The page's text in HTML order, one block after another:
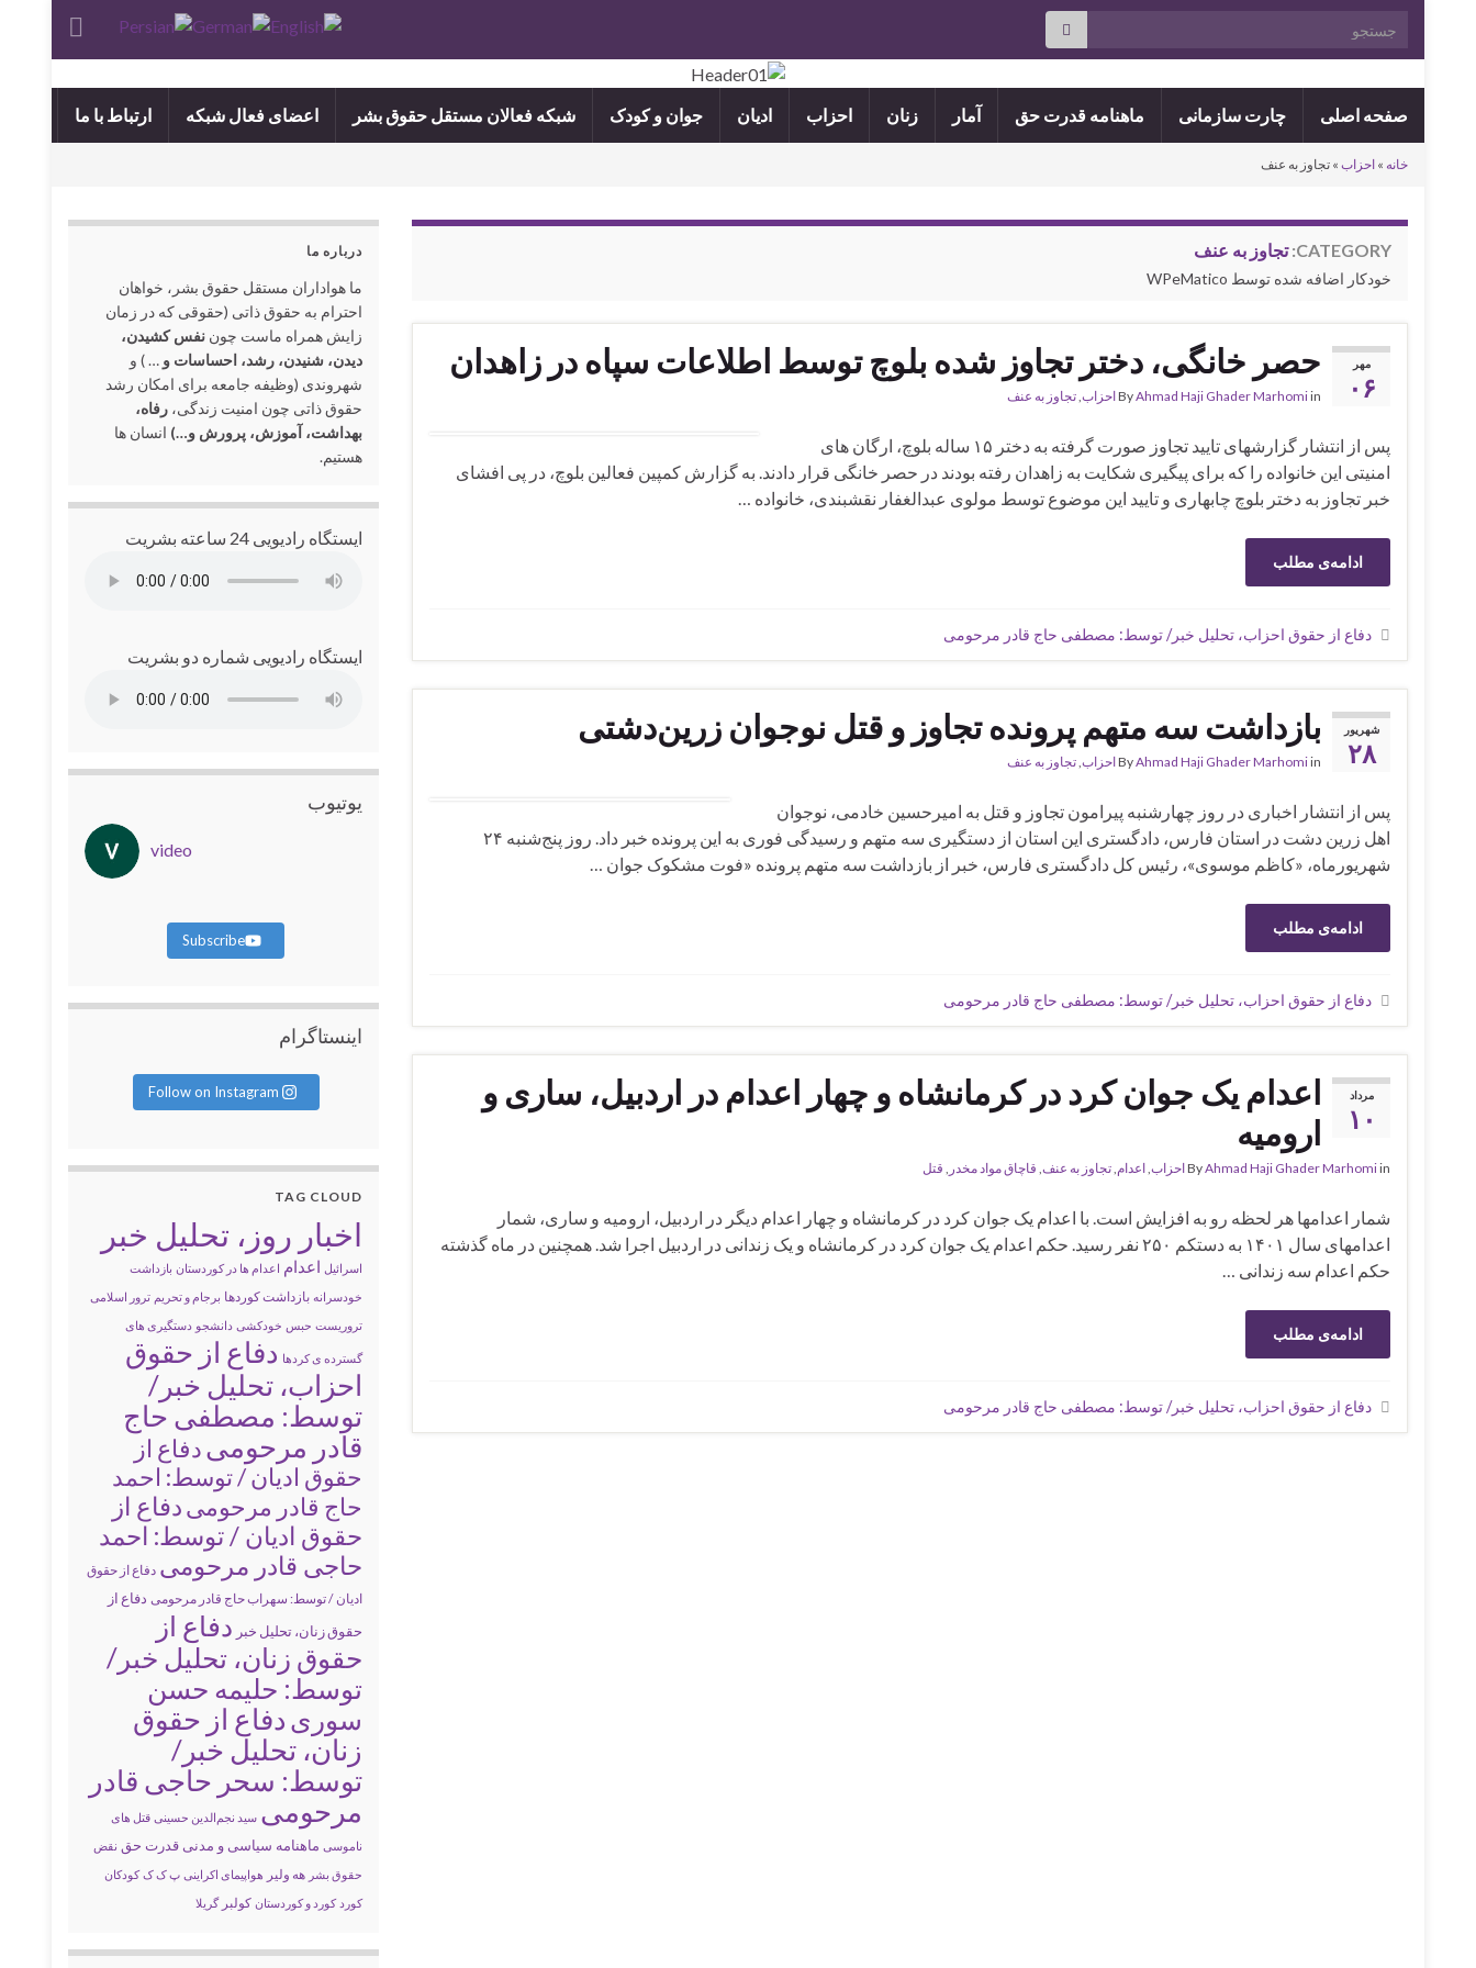
صفحه اصلی چارت سازمانی ماهنامه قدرت حق آمار زنان احزاب ادیان جوان و کودک شبکه فعالان مستقل حقوق بشر اعضای فعال شبکه ارتباط با ما
خانه » احزاب » تجاوز به عنف
CATEGORY: تجاوز به عنف
خودکار اضافه شده توسط WPeMatico
مهر
۰۶
حصر خانگی، دختر تجاوز شده بلوچ توسط اطلاعات سپاه در زاهدان
ByAhmad Haji Ghader Marhomiin احزاب تجاوز به عنف
پس از انتشار گزارشهای تایید تجاوز صورت گرفته به دختر ۱۵ ساله بلوچ، ارگان های
امنیتی این خانواده را که برای پیگیری شکایت به زاهدان رفته بودند در حصر خانگی قرار دادند. به گزارش کمپین فعالین بلوچ، در پی افشای
خبر تجاوز به دختر بلوچ چابهاری و تایید این موضوع توسط مولوی عبدالغفار نقشبندی، خانواده …
ادامه‌ی مطلب
دفاع از حقوق احزاب، تحلیل خبر/ توسط: مصطفی حاج قادر مرحومی
شهریور
۲۸
بازداشت سه متهم پرونده تجاوز و قتل نوجوان زرین‌دشتی
ByAhmad Haji Ghader Marhomiin احزاب تجاوز به عنف
پس از انتشار اخباری در روز چهارشنبه پیرامون تجاوز و قتل به امیرحسین خادمی، نوجوان
اهل زرین دشت در استان فارس، دادگستری این استان از دستگیری سه متهم و رسیدگی فوری به این پرونده خبر داد. روز پنج‌شنبه ۲۴
شهریورماه، «کاظم موسوی»، رئیس کل دادگستری فارس، خبر از بازداشت سه متهم پرونده «فوت مشکوک جوان …
ادامه‌ی مطلب
دفاع از حقوق احزاب، تحلیل خبر/ توسط: مصطفی حاج قادر مرحومی
مرداد
۱۰
اعدام یک جوان کرد در کرمانشاه و چهار اعدام در اردبیل، ساری و
ارومیه
ByAhmad Haji Ghader Marhomiin احزاب اعدام تجاوز به عنف قاچاق مواد مخدر قتل
شمار اعدامها هر لحظه رو به افزایش است. با اعدام یک جوان کرد در کرمانشاه و چهار اعدام دیگر در اردبیل، ارومیه و ساری، شمار
اعدامهای سال ۱۴۰۱ به دستکم ۲۵۰ نفر رسید. حکم اعدام یک جوان کرد در کرمانشاه و یک زندانی در اردبیل اجرا شد. همچنین در ماه گذشته
حکم اعدام سه زندانی …
ادامه‌ی مطلب
دفاع از حقوق احزاب، تحلیل خبر/ توسط: مصطفی حاج قادر مرحومی
درباره ما
ما هواداران مستقل حقوق بشر، خواهان
احترام به حقوق ذاتی (حقوقی که در زمان
زایش همراه ماست چوننفس کشیدن،
دیدن، شنیدن، رشد، احساسات و … ) و
شهروندی (وظیفه جامعه برای امکان رشد
حقوق ذاتی چون امنیت زندگی،رفاه،
بهداشت، آموزش، پرورش و…) انسان ها
هستیم.
ایستگاه رادیویی 24 ساعته بشریت
ایستگاه رادیویی شماره دو بشریت
یوتیوب
video
Subscribe
اینستاگرام
Follow on Instagram
TAG CLOUD
اخبار روز، تحلیل خبر
اسرائیل اعدام اعدام ها در کوردستان بازداشت
خودسرانه بازداشت کوردها برجام و تحریم ترور اسلامی
تروریست حبس خودکشی دانشجو دستگیری های
گسترده ی کردها دفاع از حقوق
احزاب، تحلیل خبر/
توسط: مصطفی حاج
قادر مرحومیدفاع از
حقوق ادیان / توسط: احمد
حاج قادر مرحومیدفاع از
حقوق ادیان / توسط: احمد
حاجی قادر مرحومی دفاع از حقوق
ادیان / توسط: سهراب حاج قادر مرحومی دفاع از
حقوق زنان، تحلیل خبر دفاع از
حقوق زنان، تحلیل خبر/
توسط: حلیمه حسن
سوری دفاع از حقوق
زنان، تحلیل خبر/
توسط: سحر حاجی قادر
مرحومی سید نجم‌الدین حسینی قتل های
ناموسی ماهنامه سیاسی و مدنی قدرت حق نقض
حقوق بشر هه ولیر هواپیمای اکراینی پ ک ک کودکان
کورد کورد و کوردستان کولبر گریلا